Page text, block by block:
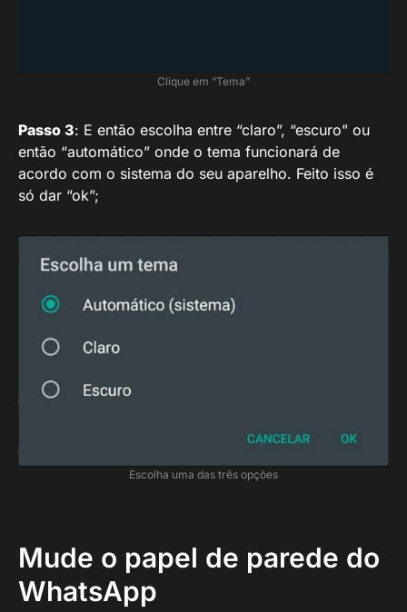
Clique em “Tema”
Passo 3: E então escolha entre “claro”, “escuro” ou
então “automático” onde o tema funcionará de
acordo com o sistema do seu aparelho. Feito isso é
só dar “ok”;
Escolha uma das três opções
Mude o papel de parede do
WhatsApp